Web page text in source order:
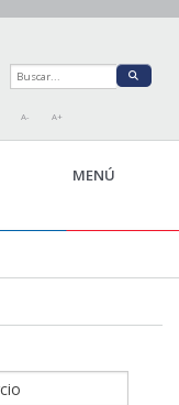
A- A+
MENÚ